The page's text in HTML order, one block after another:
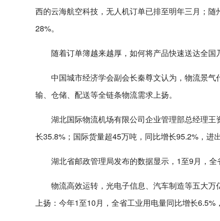
西的云海航空科技，无人机订单已排至明年三月；
28%。
随着订单簿越来越厚，如何将产品快速送达全
中国城市经济学会副会长秦尊文认为，物流景气
输、仓储、配送等全链条物流需求上扬。
湖北国际物流机场有限公司企业管理部总经理
长35.8%；国际货量超45万吨，同比增长95.2%，进
湖北省邮政管理局发布的数据显示，1至9月，
物流高效运转，光电子信息、汽车制造等五大
上扬：今年1至10月，全省工业用电量同比增长6.5%